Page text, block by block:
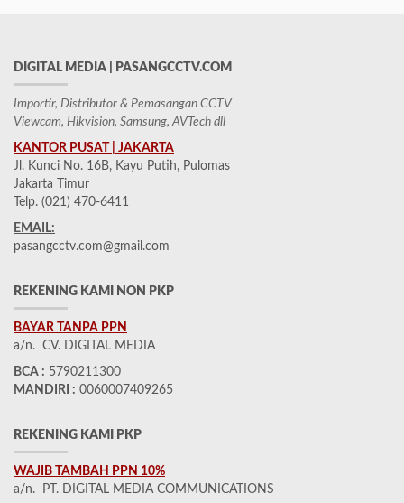
DIGITAL MEDIA | PASANGCCTV.COM
Importir, Distributor & Pemasangan CCTV
Viewcam, Hikvision, Samsung, AVTech dll
KANTOR PUSAT | JAKARTA
Jl. Kunci No. 16B, Kayu Putih, Pulomas
Jakarta Timur
Telp. (021) 470-6411
EMAIL:
pasangcctv.com@gmail.com
REKENING KAMI NON PKP
BAYAR TANPA PPN
a/n. CV. DIGITAL MEDIA
BCA : 5790211300
MANDIRI : 0060007409265
REKENING KAMI PKP
WAJIB TAMBAH PPN 10%
a/n. PT. DIGITAL MEDIA COMMUNICATIONS